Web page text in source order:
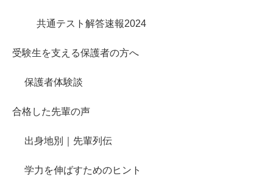
共通テスト解答速報2024
受験生を支える保護者の方へ
保護者体験談
合格した先輩の声
出身地別｜先輩列伝
学力を伸ばすためのヒント